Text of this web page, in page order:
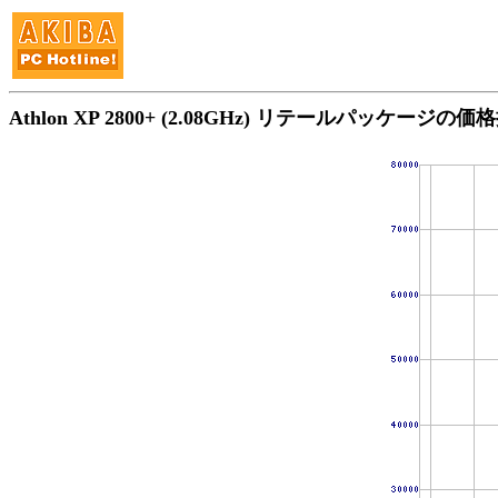
Athlon XP 2800+ (2.08GHz) リテールパッケージの価